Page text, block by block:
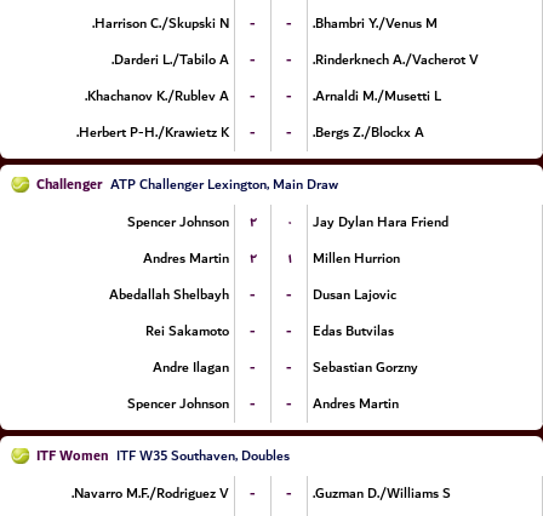
Harrison C./Skupski N. - -
Bhambri Y./Venus M.
Darderi L./Tabilo A.
- -
Rinderknech A./Vacherot V.
Khachanov K./Rublev A.
- -
Arnaldi M./Musetti L.
Herbert P-H./Krawietz K.
- - Bergs Z./Blockx A.
Challenger ATP Challenger Lexington, Main Draw
Spencer Johnson
۲ ۰
Jay Dylan Hara Friend
Andres Martin
۲ ۱
Millen Hurrion
Abedallah Shelbayh
- -
Dusan Lajovic
Rei Sakamoto
- -
Edas Butvilas
Andre Ilagan
- -
Sebastian Gorzny
Spencer Johnson
- - Andres Martin
ITF Women ITF W35 Southaven, Doubles
Navarro M.F./Rodriguez V.
- -
Guzman D./Williams S.